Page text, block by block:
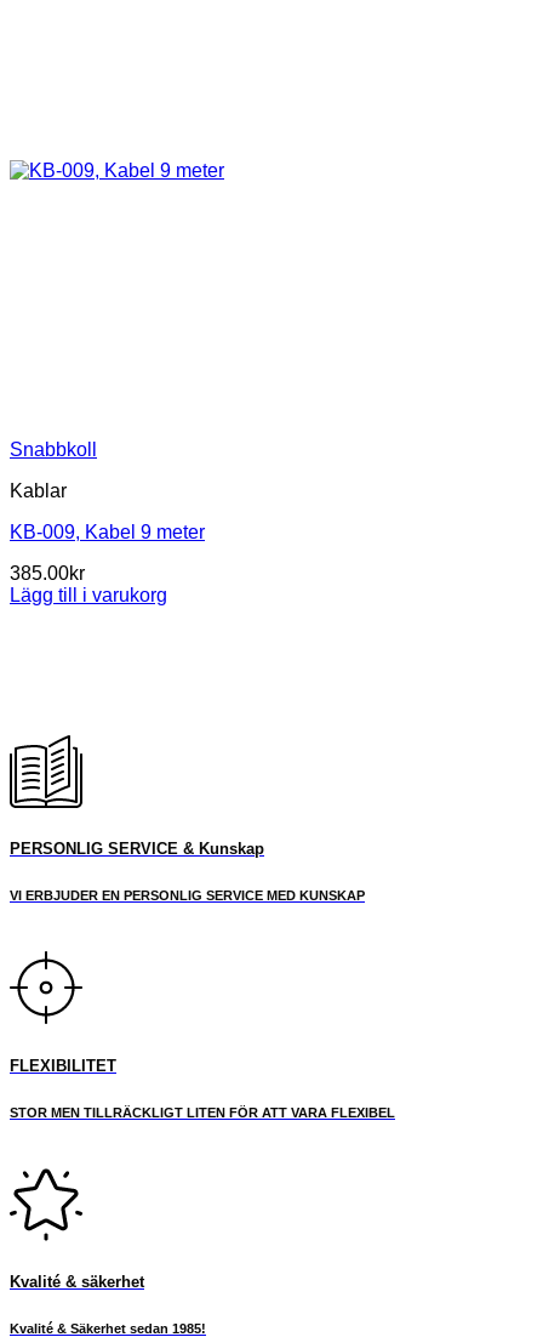
Snabbkoll
Kablar
KB-009, Kabel 9 meter
385.00kr
Lägg till i varukorg
PERSONLIG SERVICE & Kunskap
VI ERBJUDER EN PERSONLIG SERVICE MED KUNSKAP
FLEXIBILITET
STOR MEN TILLRÄCKLIGT LITEN FÖR ATT VARA FLEXIBEL
Kvalité & säkerhet
Kvalité & Säkerhet sedan 1985!